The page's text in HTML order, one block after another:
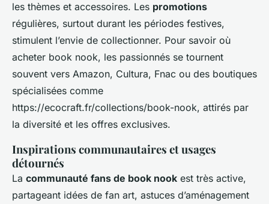
les thèmes et accessoires. Les promotions
régulières, surtout durant les périodes festives,
stimulent l’envie de collectionner. Pour savoir où
acheter book nook, les passionnés se tournent
souvent vers Amazon, Cultura, Fnac ou des boutiques
spécialisées comme
https://ecocraft.fr/collections/book-nook, attirés par
la diversité et les offres exclusives.
Inspirations communautaires et usages
détournés
La communauté fans de book nook est très active,
partageant idées de fan art, astuces d’aménagement